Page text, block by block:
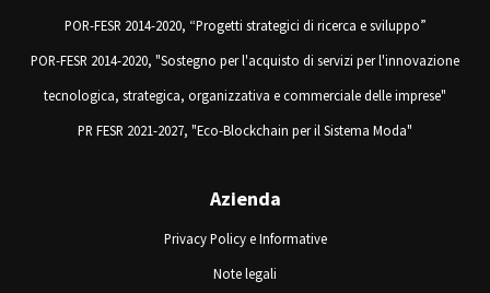
POR-FESR 2014-2020, “Progetti strategici di ricerca e sviluppo”
POR-FESR 2014-2020, "Sostegno per l'acquisto di servizi per l'innovazione
tecnologica, strategica, organizzativa e commerciale delle imprese"
PR FESR 2021-2027, "Eco-Blockchain per il Sistema Moda"
Azienda
Privacy Policy e Informative
Note legali